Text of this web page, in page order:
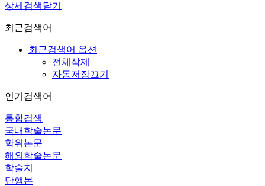
상세검색닫기
최근검색어
최근검색어 옵션
전체삭제
자동저장끄기
인기검색어
통합검색
국내학술논문
학위논문
해외학술논문
학술지
단행본